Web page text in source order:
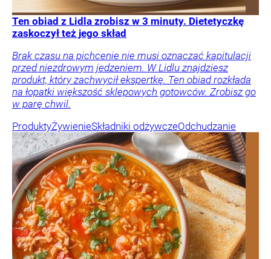
Ten obiad z Lidla zrobisz w 3 minuty. Dietetyczkę
zaskoczył też jego skład
Brak czasu na pichcenie nie musi oznaczać kapitulacji
przed niezdrowym jedzeniem. W Lidlu znajdziesz
produkt, który zachwycił ekspertkę. Ten obiad rozkłada
na łopatki większość sklepowych gotowców. Zrobisz go
w parę chwil.
ProduktyŻywienieSkładniki odżywczeOdchudzanie